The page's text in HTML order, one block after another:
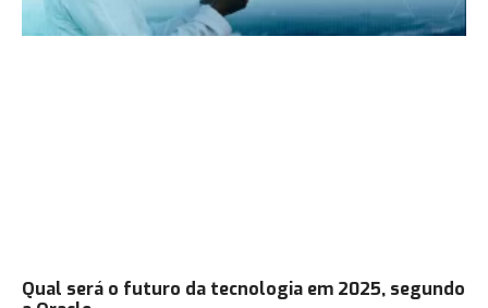
Qual será o futuro da tecnologia em 2025, segundo